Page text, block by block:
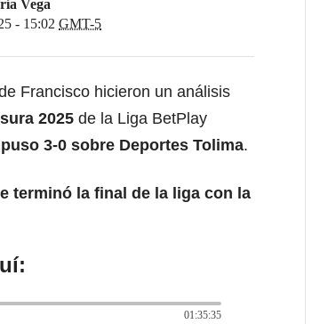
Vega
- 15:02 GMT-5
Francisco hicieron un análisis
2025 de la Liga BetPlay
3-0 sobre Deportes Tolima.
terminó la final de la liga con la
01:35:35